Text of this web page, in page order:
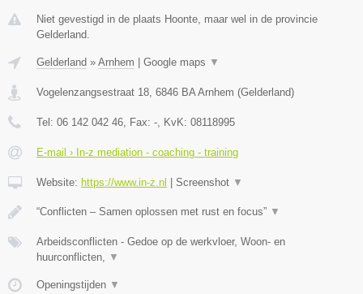
Niet gevestigd in de plaats Hoonte, maar wel in de provincie
Gelderland.
Gelderland » Arnhem Google maps ▼
Vogelenzangsestraat 18 6846 BA Arnhem (Gelderland)
Tel: 06 142 042 46 , Fax: - , KvK: 08118995
E-mail › In-z mediation - coaching - training
Website: https://www.in-z.nl Screenshot ▼
“Conflicten – Samen oplossen met rust en focus” ▼
Arbeidsconflicten - Gedoe op de werkvloer, Woon- en
huurconflicten,
▼
Openingstijden ▼